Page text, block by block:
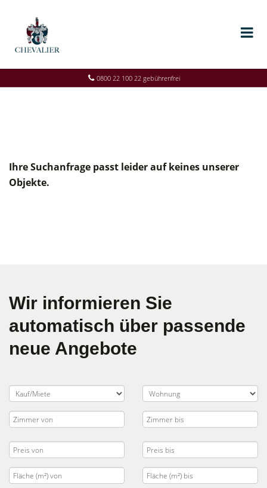
0800 22 100 22 gebührenfrei
Ihre Suchanfrage passt leider auf keines unserer
Objekte.
Wir informieren Sie
automatisch über passende
neue Angebote